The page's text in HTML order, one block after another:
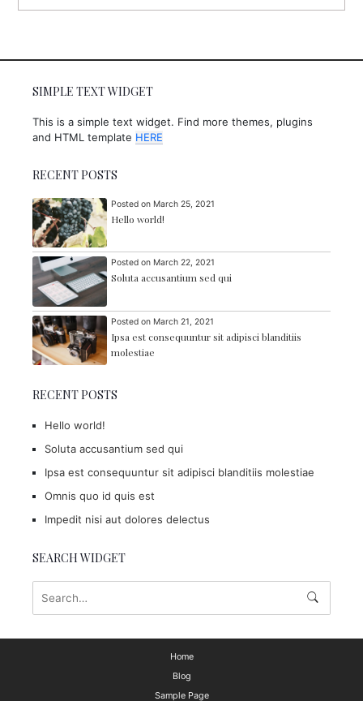
SIMPLE TEXT WIDGET
This is a simple text widget. Find more themes, plugins
and HTML template HERE
RECENT POSTS
Posted on March 25, 2021
Hello world!
Posted on March 22, 2021
Soluta accusantium sed qui
Posted on March 21, 2021
Ipsa est consequuntur sit adipisci blanditiis
molestiae
RECENT POSTS
Hello world!
Soluta accusantium sed qui
Ipsa est consequuntur sit adipisci blanditiis molestiae
Omnis quo id quis est
Impedit nisi aut dolores delectus
SEARCH WIDGET
Home
Blog
Sample Page